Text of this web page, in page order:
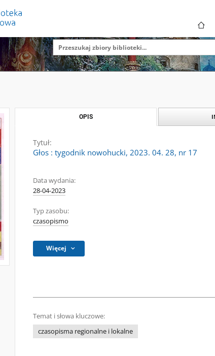
OPIS
Tytuł:
Głos : tygodnik nowohucki, 2023. 04. 28, nr 17
Data wydania:
28-04-2023
Typ zasobu:
czasopismo
Więcej
Temat i słowa kluczowe:
czasopisma regionalne i lokalne